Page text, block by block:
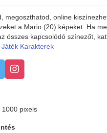
megoszthatod, online
a Mario (20) képeket. Ha
összes kapcsolódó színezőt,
Játék Karakterek
1000 pixels